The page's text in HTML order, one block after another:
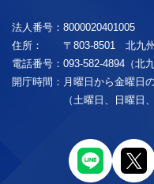
法人番号： 8000020401005
住所：
〒803-8501 北九
電話番号： 093-582-4894（北
開庁時間： 月曜日から金曜日
（土曜日、日曜日